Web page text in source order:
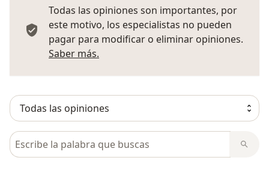
Todas las opiniones son importantes, por
este motivo, los especialistas no pueden
pagar para modificar o eliminar opiniones.
Saber más.
Busca en opiniones